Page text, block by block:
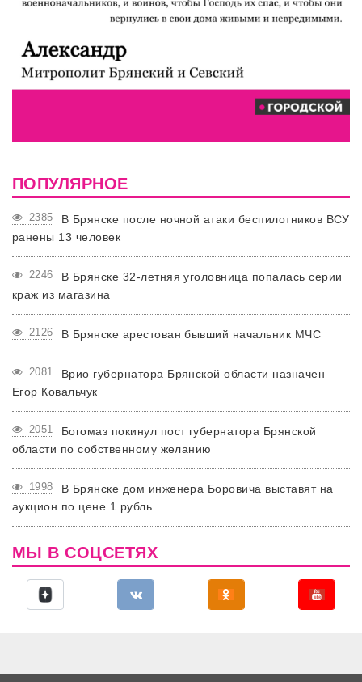
ПОПУЛЯРНОЕ
2385
В Брянске после ночной атаки беспилотников ВСУ
ранены 13 человек
2246
В Брянске 32-летняя уголовница попалась серии
краж из магазина
2126 В Брянске арестован бывший начальник МЧС
2081
Врио губернатора Брянской области назначен
Егор Ковальчук
2051
Богомаз покинул пост губернатора Брянской
области по собственному желанию
1998
В Брянске дом инженера Боровича выставят на
аукцион по цене 1 рубль
МЫ В СОЦСЕТЯХ